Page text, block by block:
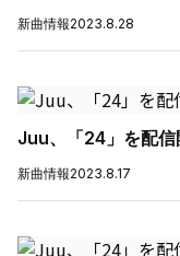
新曲情報2023.8.28
Juu、「24」を配信
新曲情報2023.8.17